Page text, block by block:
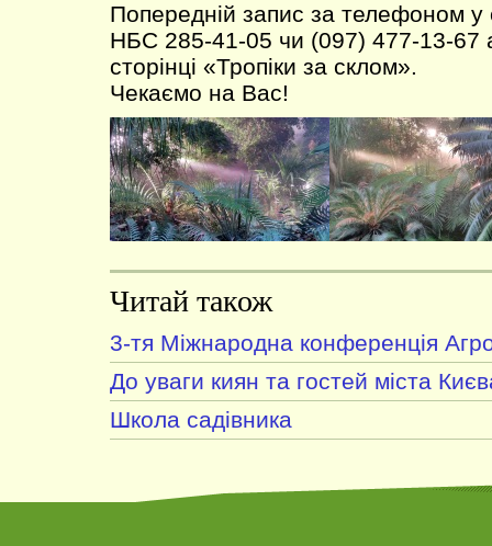
Попередній запис за телефоном у
НБС 285-41-05 чи (097) 477-13-67
сторінці «Тропіки за склом».
Чекаємо на Вас!
Читай також
3-тя Міжнародна конференція
До уваги киян та гостей міста
Школа садівника